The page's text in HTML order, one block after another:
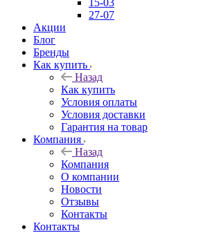
15-03
27-07
Акции
Блог
Бренды
Как купить
Назад
Как купить
Условия оплаты
Условия доставки
Гарантия на товар
Компания
Назад
Компания
О компании
Новости
Отзывы
Контакты
Контакты